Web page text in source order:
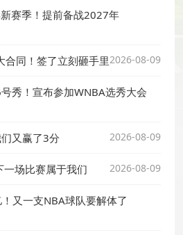
赛季！提前备战2027年
同！签了立刻砸手里2026-08-09
秀！宣布参加WNBA选秀大会
又赢了3分 2026-08-09
场比赛属于我们 2026-08-09
又一支NBA球队要解体了